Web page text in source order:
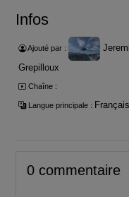
Infos
Ajouté par :
Grepilloux
Chaîne :
Langue principale : Français
0 commentaire